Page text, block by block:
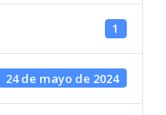
1
24 de mayo de 2024